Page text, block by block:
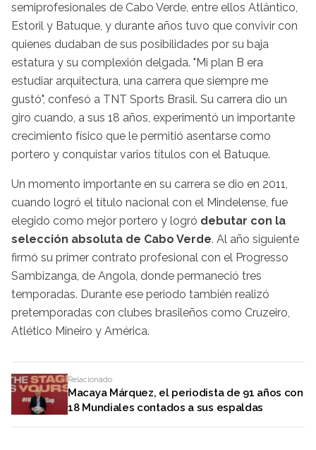
semiprofesionales de Cabo Verde, entre ellos Atlântico,
Estoril y Batuque, y durante años tuvo que convivir con
quienes dudaban de sus posibilidades por su baja
estatura y su complexión delgada. "Mi plan B era
estudiar arquitectura, una carrera que siempre me
gustó", confesó a TNT Sports Brasil. Su carrera dio un
giro cuando, a sus 18 años, experimentó un importante
crecimiento físico que le permitió asentarse como
portero y conquistar varios títulos con el Batuque.
Un momento importante en su carrera se dio en 2011,
cuando logró el título nacional con el Mindelense, fue
elegido como mejor portero y logró debutar con la
selección absoluta de Cabo Verde. Al año siguiente
firmó su primer contrato profesional con el Progresso
Sambizanga, de Angola, donde permaneció tres
temporadas. Durante ese periodo también realizó
pretemporadas con clubes brasileños como Cruzeiro,
Atlético Mineiro y América.
Relacionado
Macaya Márquez, el periodista de 91 años con
18 Mundiales contados a sus espaldas